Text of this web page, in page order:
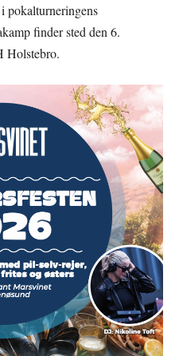
pokalturneringens
finder sted den 6.
Holstebro.